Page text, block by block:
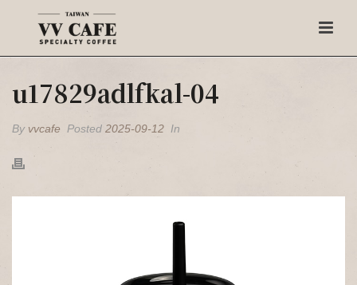
u17829adlfkal-04
By vvcafe Posted 2025-09-12 In